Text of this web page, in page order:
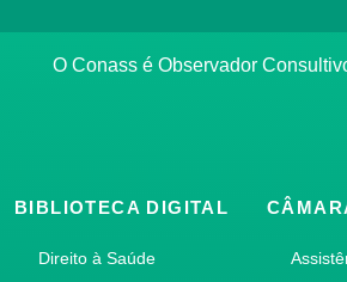
O Conass é Observador
BIBLIOTECA DIGITAL
Direito à Saúde